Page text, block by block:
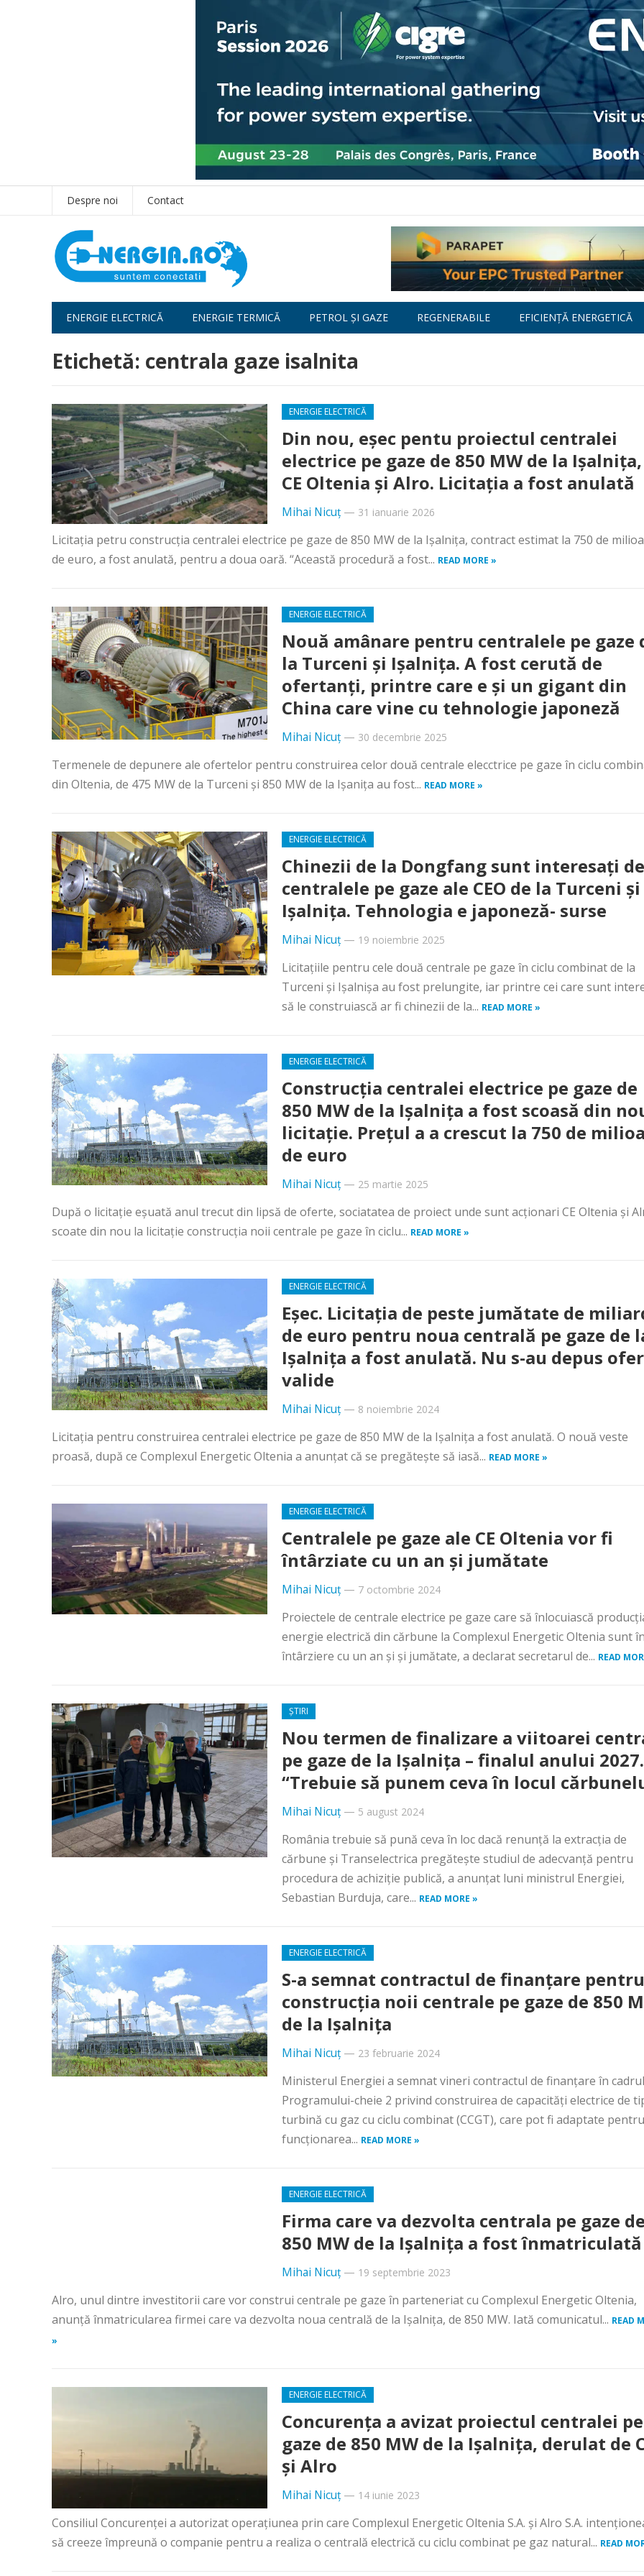
Despre noi Contact
ENERGIE ELECTRICĂ ENERGIE TERMICĂ PETROL ȘI GAZE REGENERABILE EFICIENȚĂ ENERGETICĂ
Etichetă: centrala gaze isalnita
ENERGIE ELECTRICĂ
Din nou, eșec pentu proiectul centralei
electrice pe gaze de 850 MW de la
CE Oltenia și Alro. Licitația a fost anulată
Mihai Nicuț— 31 ianuarie 2026
Licitația petru construcția centralei electrice pe gaze de 850 MW de la Ișalnița, contract estimat la 750 de
de euro, a fost anulată, pentru a doua oară. “Această procedură a fost... READ MORE »
ENERGIE ELECTRICĂ
Nouă amânare pentru centralele pe gaze
la Turceni și Ișalnița. A fost cerută de
ofertanți, printre care e și un gigant din
China care vine cu tehnologie japoneză
Mihai Nicuț— 30 decembrie 2025
Termenele de depunere ale ofertelor pentru construirea celor două centrale elecctrice pe gaze în ciclu
din Oltenia, de 475 MW de la Turceni și 850 MW de la Ișanița au fost... READ MORE »
ENERGIE ELECTRICĂ
Chinezii de la Dongfang sunt interesați de
centralele pe gaze ale CEO de la Turceni și
Ișalnița. Tehnologia e japoneză- surse
Mihai Nicuț— 19 noiembrie 2025
Licitațiile pentru cele două centrale pe gaze în ciclu combinat de la
Turceni și Ișalnișa au fost prelungite, iar printre cei care sunt
să le construiască ar fi chinezii de la... READ MORE »
ENERGIE ELECTRICĂ
Construcția centralei electrice pe gaze de
850 MW de la Ișalnița a fost scoasă din
licitație. Prețul a a crescut la 750 de
de euro
Mihai Nicuț— 25 martie 2025
După o licitație eșuată anul trecut din lipsă de oferte, sociatatea de proiect unde sunt acționari CE Oltenia și
scoate din nou la licitație construcția noii centrale pe gaze în ciclu... READ MORE »
ENERGIE ELECTRICĂ
Eșec. Licitația de peste jumătate de
de euro pentru noua centrală pe gaze de
Ișalnița a fost anulată. Nu s-au depus
valide
Mihai Nicuț— 8 noiembrie 2024
Licitația pentru construirea centralei electrice pe gaze de 850 MW de la Ișalnița a fost anulată. O nouă veste
proasă, după ce Complexul Energetic Oltenia a anunțat că se pregătește să iasă... READ MORE »
ENERGIE ELECTRICĂ
Centralele pe gaze ale CE Oltenia vor fi
întârziate cu un an și jumătate
Mihai Nicuț— 7 octombrie 2024
Proiectele de centrale electrice pe gaze care să înlocuiască
energie electrică din cărbune la Complexul Energetic Oltenia sunt
întârziere cu un an și și jumătate, a declarat secretarul de... READ
ȘTIRI
Nou termen de finalizare a viitoarei
pe gaze de la Ișalnița – finalul anului 2027.
“Trebuie să punem ceva în locul
Mihai Nicuț— 5 august 2024
România trebuie să pună ceva în loc dacă renunţă la extracţia de
cărbune şi Transelectrica pregăteşte studiul de adecvanţă pentru
procedura de achiziţie publică, a anunţat luni ministrul Energiei,
Sebastian Burduja, care... READ MORE »
ENERGIE ELECTRICĂ
S-a semnat contractul de finanțare pentru
construcția noii centrale pe gaze de 850
de la Ișalnița
Mihai Nicuț— 23 februarie 2024
Ministerul Energiei a semnat vineri contractul de finanţare în cadrul
Programului-cheie 2 privind construirea de capacităţi electrice de
turbină cu gaz cu ciclu combinat (CCGT), care pot fi adaptate pentru
funcţionarea... READ MORE »
ENERGIE ELECTRICĂ
Firma care va dezvolta centrala pe gaze
850 MW de la Ișalnița a fost înmatriculată
Mihai Nicuț— 19 septembrie 2023
Alro, unul dintre investitorii care vor construi centrale pe gaze în parteneriat cu Complexul Energetic Oltenia,
anunță înmatricularea firmei care va dezvolta noua centrală de la Ișalnița, de 850 MW. Iată comunicatul... READ
»
ENERGIE ELECTRICĂ
Concurența a avizat proiectul centralei pe
gaze de 850 MW de la Ișalnița, derulat de
și Alro
Mihai Nicuț— 14 iunie 2023
Consiliul Concurenţei a autorizat operațiunea prin care Complexul Energetic Oltenia S.A. și Alro S.A.
să creeze împreună o companie pentru a realiza o centrală electrică cu ciclu combinat pe gaz natural... READ